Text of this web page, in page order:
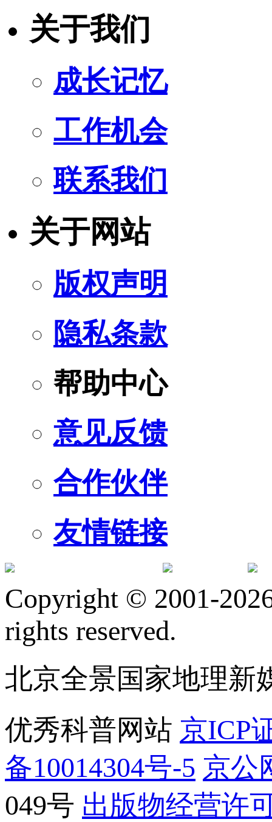
关于我们
成长记忆
工作机会
联系我们
关于网站
版权声明
隐私条款
帮助中心
意见反馈
合作伙伴
友情链接
Copyright © 2001-
rights reserved.
北京全景国家地理新
优秀科普网站 京ICP
备10014304号-5 京公
049号 出版物经营许